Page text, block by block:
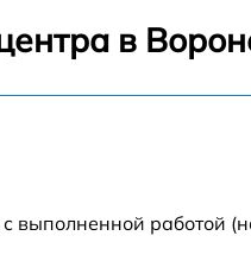
в
выполненной работой